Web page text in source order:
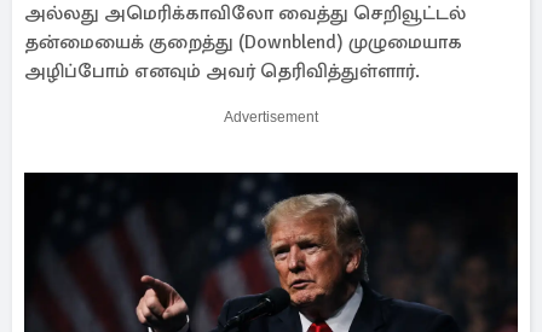
அல்லது அமெரிக்காவிலோ வைத்து செறிவூட்டல்
தன்மையைக் குறைத்து (Downblend) முழுமையாக
அழிப்போம் எனவும் அவர் தெரிவித்துள்ளார்.
Advertisement